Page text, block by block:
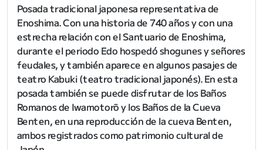
Posada tradicional japonesa representativa de
Enoshima. Con una historia de 740 años y con una
estrecha relación con el Santuario de Enoshima,
durante el periodo Edo hospedó shogunes y señores
feudales, y también aparece en algunos pasajes de
teatro Kabuki (teatro tradicional japonés). En esta
posada también se puede disfrutar de los Baños
Romanos de Iwamotorō y los Baños de la Cueva
Benten, en una reproducción de la cueva Benten,
ambos registrados como patrimonio cultural de